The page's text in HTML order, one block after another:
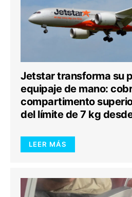
Jetstar transforma su
equipaje de mano:
compartimento
del límite de 7 kg
LEER MÁS